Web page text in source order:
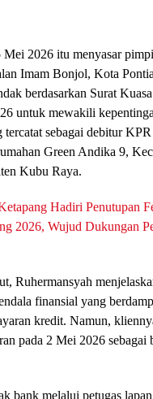
Mei 2026 itu menyasar
Imam Bonjol, Kota
berdasarkan Surat
untuk mewakili
sebagai debitur KPR
Green Andika 9,
Kubu Raya.
Hadiri Penutupan
2026, Wujud Dukungan
Ruhermansyah
finansial yang
kredit. Namun,
pada 2 Mei 2026 sebagai
bank melalui petugas